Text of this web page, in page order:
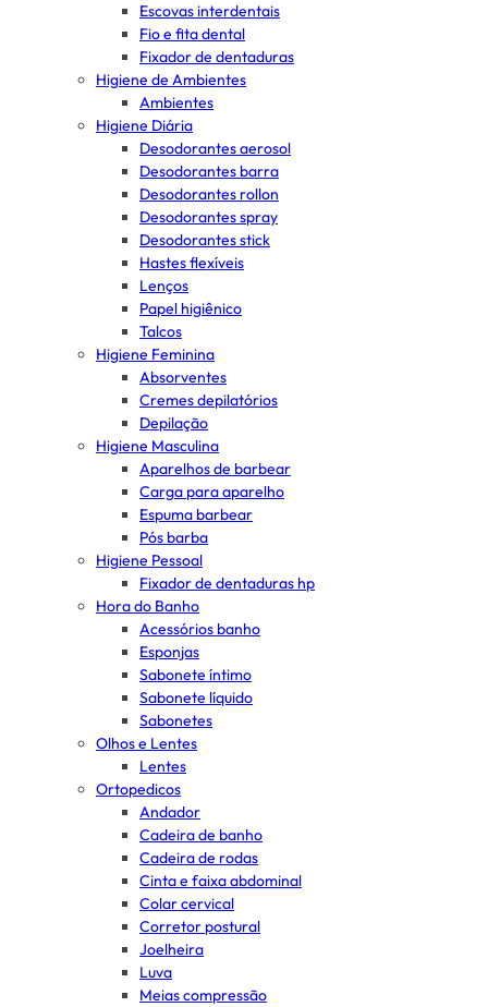
Escovas interdentais
Fio e fita dental
Fixador de dentaduras
Higiene de Ambientes
Ambientes
Higiene Diária
Desodorantes aerosol
Desodorantes barra
Desodorantes rollon
Desodorantes spray
Desodorantes stick
Hastes flexíveis
Lenços
Papel higiênico
Talcos
Higiene Feminina
Absorventes
Cremes depilatórios
Depilação
Higiene Masculina
Aparelhos de barbear
Carga para aparelho
Espuma barbear
Pós barba
Higiene Pessoal
Fixador de dentaduras hp
Hora do Banho
Acessórios banho
Esponjas
Sabonete íntimo
Sabonete líquido
Sabonetes
Olhos e Lentes
Lentes
Ortopedicos
Andador
Cadeira de banho
Cadeira de rodas
Cinta e faixa abdominal
Colar cervical
Corretor postural
Joelheira
Luva
Meias compressão